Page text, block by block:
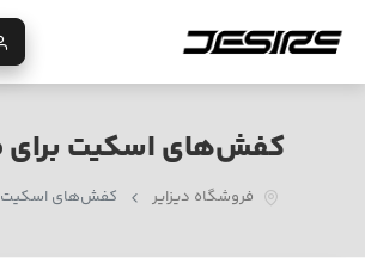
کفش‌های اسکیت برای
فروشگاه دیزایر کفش‌های اسکیت